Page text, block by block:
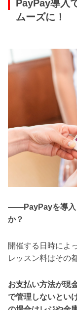
PayPay導入
ムーズに！
――PayPayを導入
か？
開催する日時によ
レッスン料はその
お支払い方法が現
で管理しないとい